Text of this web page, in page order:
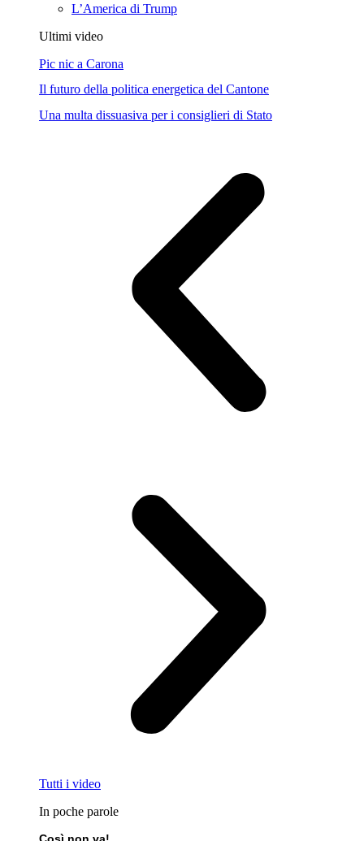
L’America di Trump
Ultimi video
Pic nic a Carona
Il futuro della politica energetica del Cantone
Una multa dissuasiva per i consiglieri di Stato
Tutti i video
In poche parole